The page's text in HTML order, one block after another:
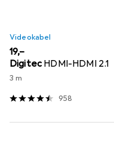
Videokabel
EUR
19,–
DigitecHDMI-HDMI 2.1
3 m
958